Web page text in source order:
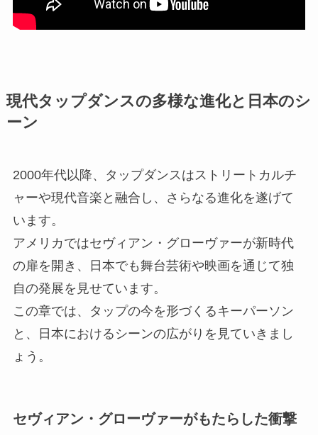
現代タップダンスの多様な進化と日本のシ
ーン
2000年代以降、タップダンスはストリートカルチ
ャーや現代音楽と融合し、さらなる進化を遂げて
います。
アメリカではセヴィアン・グローヴァーが新時代
の扉を開き、日本でも舞台芸術や映画を通じて独
自の発展を見せています。
この章では、タップの今を形づくるキーパーソン
と、日本におけるシーンの広がりを見ていきまし
ょう。
セヴィアン・グローヴァーがもたらした衝撃